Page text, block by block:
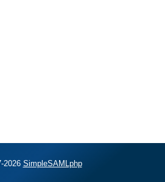
2026 SimpleSAMLphp